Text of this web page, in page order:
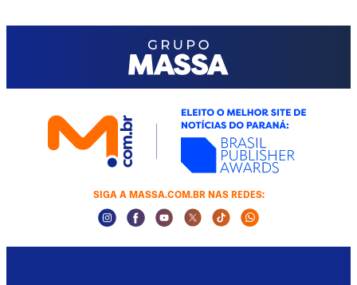
SIGA A MASSA.COM.BR NAS REDES:
Instagram Social Media
Facebook Social Media
Youtube Social Media
Twitter Social Media
Tiktok Social Media
Whatsapp